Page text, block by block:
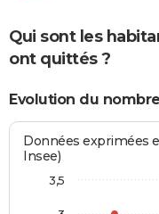
Qui sont les
ont quittés ?
Evolution du
Données exprimées
Insee)
3,5